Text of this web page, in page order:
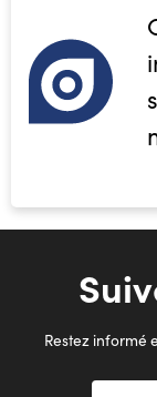
Restez informé